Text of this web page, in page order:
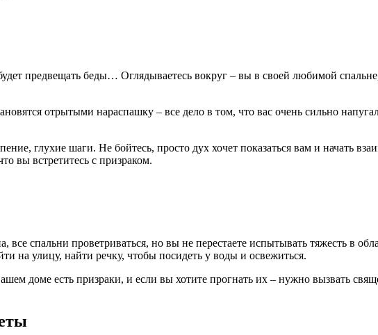
предвещать беды… Оглядываетесь вокруг – вы в своей любимой
отрытыми нараспашку – все дело в том, что вас очень сильно
глухие шаги. Не бойтесь, просто дух хочет показаться вам и начать
вы встретитесь с призраком.
все спальни проветриваться, но вы не перестаете испытывать тяжесть в
на улицу, найти речку, чтобы посидеть у воды и освежиться.
доме есть призраки, и если вы хотите прогнать их – нужно вызвать